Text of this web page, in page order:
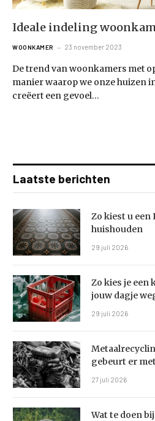
Ideale indeling
WOONKAMER 23 november 2023
De trend van woonkamers met
manier waarop we onze huizen
creëert een gevoel…
Laatste berichten
Zo kiest u een
huishouden
29 juli 2026
Zo kies je een
jouw dagje
29 juli 2026
gebeurt er
27 juli 2026
Wat te doen